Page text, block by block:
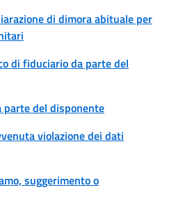
di dimora abituale per
di fiduciario da parte del
parte del disponente
violazione dei dati
suggerimento o